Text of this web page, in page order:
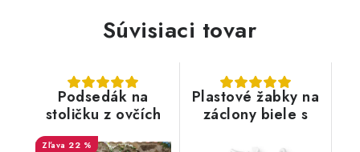
Súvisiaci tovar
Podsedák na
stoličku z ovčích
koží biely
22 %
Plastové žabky na
záclony biele s